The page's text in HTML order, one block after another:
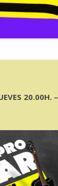
20.00H. –